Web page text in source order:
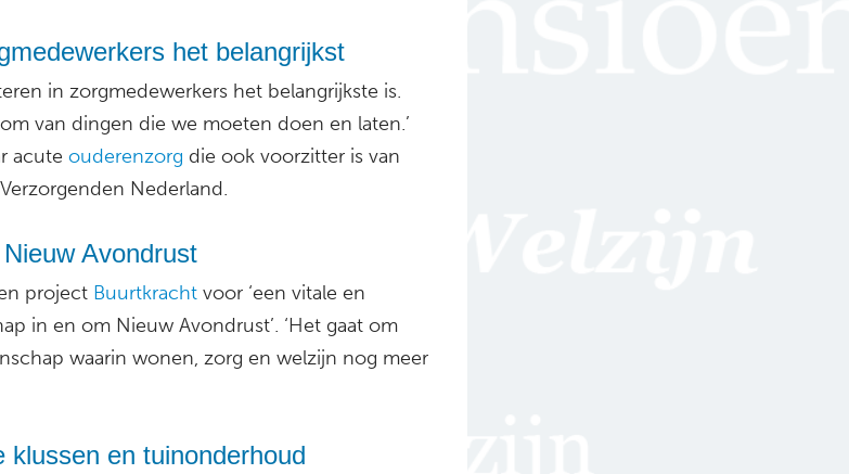
het belangrijkst
in zorgmedewerkers het belangrijkste is.
van dingen die we moeten doen en laten.’
acute ouderenzorg die ook voorzitter is van
Nederland.
Avondrust
project Buurtkracht voor ‘een vitale en
in en om Nieuw Avondrust’. ‘Het gaat om
waarin wonen, zorg en welzijn nog meer
klussen en tuinonderhoud